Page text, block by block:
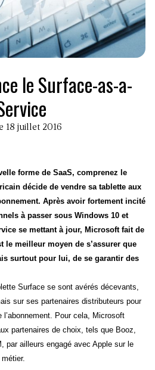
le Surface-as-a-
18 juillet 2016
forme de SaaS, comprenez le
décide de vendre sa tablette aux
Après avoir fortement incité
à passer sous Windows 10 et
se mettant à jour, Microsoft fait de
le meilleur moyen de s’assurer que
surtout pour lui, de se garantir des
Surface se sont avérés décevants,
sur ses partenaires distributeurs pour
l’abonnement. Pour cela, Microsoft
partenaires de choix, tels que Booz,
par ailleurs engagé avec Apple sur le